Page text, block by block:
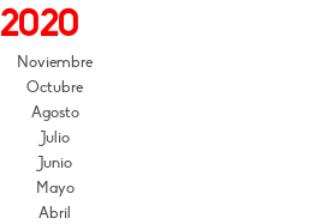
2020
Noviembre
Octubre
Agosto
Julio
Junio
Mayo
Abril